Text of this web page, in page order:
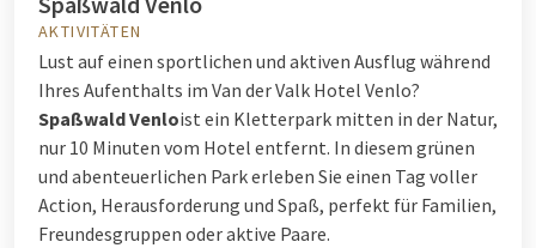
AKTIVITÄTEN
Lust auf einen sportlichen und aktiven Ausflug während
Ihres Aufenthalts im Van der Valk Hotel Venlo?
Spaßwald Venloist ein Kletterpark mitten in der Natur,
nur 10 Minuten vom Hotel entfernt. In diesem grünen
und abenteuerlichen Park erleben Sie einen Tag voller
Action, Herausforderung und Spaß, perfekt für Familien,
Freundesgruppen oder aktive Paare.